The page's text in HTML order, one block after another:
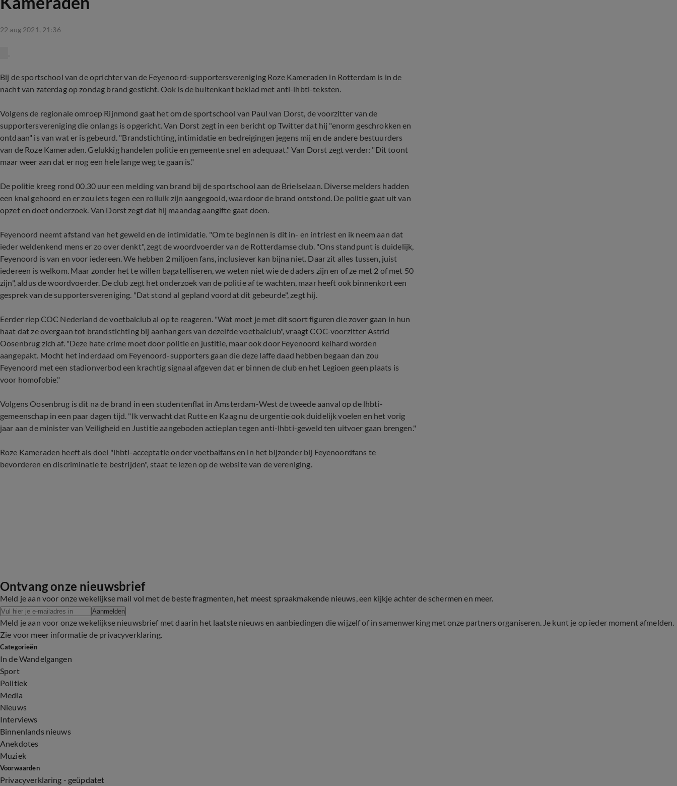
22 aug 2021, 21:36
Bij de sportschool van de oprichter van de Feyenoord-supportersvereniging Roze Kameraden in Rotterdam is in de
nacht van zaterdag op zondag brand gesticht. Ook is de buitenkant beklad met anti-lhbti-teksten.
Volgens de regionale omroep Rijnmond gaat het om de sportschool van Paul van Dorst, de voorzitter van de
supportersvereniging die onlangs is opgericht. Van Dorst zegt in een bericht op Twitter dat hij "enorm geschrokken en
ontdaan" is van wat er is gebeurd. "Brandstichting, intimidatie en bedreigingen jegens mij en de andere bestuurders
van de Roze Kameraden. Gelukkig handelen politie en gemeente snel en adequaat." Van Dorst zegt verder: "Dit toont
maar weer aan dat er nog een hele lange weg te gaan is."
De politie kreeg rond 00.30 uur een melding van brand bij de sportschool aan de Brielselaan. Diverse melders hadden
een knal gehoord en er zou iets tegen een rolluik zijn aangegooid, waardoor de brand ontstond. De politie gaat uit van
opzet en doet onderzoek. Van Dorst zegt dat hij maandag aangifte gaat doen.
Feyenoord neemt afstand van het geweld en de intimidatie. "Om te beginnen is dit in- en intriest en ik neem aan dat
ieder weldenkend mens er zo over denkt", zegt de woordvoerder van de Rotterdamse club. "Ons standpunt is duidelijk,
Feyenoord is van en voor iedereen. We hebben 2 miljoen fans, inclusiever kan bijna niet. Daar zit alles tussen, juist
iedereen is welkom. Maar zonder het te willen bagatelliseren, we weten niet wie de daders zijn en of ze met 2 of met 50
zijn", aldus de woordvoerder. De club zegt het onderzoek van de politie af te wachten, maar heeft ook binnenkort een
gesprek van de supportersvereniging. "Dat stond al gepland voordat dit gebeurde", zegt hij.
Eerder riep COC Nederland de voetbalclub al op te reageren. "Wat moet je met dit soort figuren die zover gaan in hun
haat dat ze overgaan tot brandstichting bij aanhangers van dezelfde voetbalclub", vraagt COC-voorzitter Astrid
Oosenbrug zich af. "Deze hate crime moet door politie en justitie, maar ook door Feyenoord keihard worden
aangepakt. Mocht het inderdaad om Feyenoord-supporters gaan die deze laffe daad hebben begaan dan zou
Feyenoord met een stadionverbod een krachtig signaal afgeven dat er binnen de club en het Legioen geen plaats is
voor homofobie."
Volgens Oosenbrug is dit na de brand in een studentenflat in Amsterdam-West de tweede aanval op de lhbti-
gemeenschap in een paar dagen tijd. "Ik verwacht dat Rutte en Kaag nu de urgentie ook duidelijk voelen en het vorig
jaar aan de minister van Veiligheid en Justitie aangeboden actieplan tegen anti-lhbti-geweld ten uitvoer gaan brengen."
Roze Kameraden heeft als doel "lhbti-acceptatie onder voetbalfans en in het bijzonder bij Feyenoordfans te
bevorderen en discriminatie te bestrijden", staat te lezen op de website van de vereniging.
Ontvang onze nieuwsbrief
Meld je aan voor onze wekelijkse mail vol met de beste fragmenten, het meest spraakmakende nieuws, een kijkje achter de schermen en meer.
Aanmelden
Meld je aan voor onze wekelijkse nieuwsbrief met daarin het laatste nieuws en aanbiedingen die wijzelf of in samenwerking met onze partners organiseren. Je kunt je op ieder moment afmelden.
Zie voor meer informatie de privacyverklaring.
Categorieën
In de Wandelgangen
Sport
Politiek
Media
Nieuws
Interviews
Binnenlands nieuws
Anekdotes
Muziek
Voorwaarden
Privacyverklaring - geüpdatet